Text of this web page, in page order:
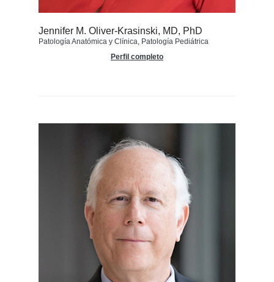
Jennifer M. Oliver-Krasinski, MD, PhD
Patología Anatómica y Clínica, Patología Pediátrica
Perfil completo